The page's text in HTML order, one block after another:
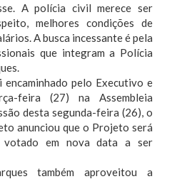
A polícia civil merece ser
melhores condições de
A busca incessante é pela
que integram a Polícia
pelo Executivo e
feira (27) na Assembleia
desta segunda-feira (26), o
anunciou que o Projeto será
votado em nova data a ser
também aproveitou a